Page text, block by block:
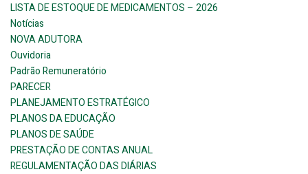
LISTA DE ESTOQUE DE MEDICAMENTOS – 2026
Notícias
NOVA ADUTORA
Ouvidoria
Padrão Remuneratório
PARECER
PLANEJAMENTO ESTRATÉGICO
PLANOS DA EDUCAÇÃO
PLANOS DE SAÚDE
PRESTAÇÃO DE CONTAS ANUAL
REGULAMENTAÇÃO DAS DIÁRIAS